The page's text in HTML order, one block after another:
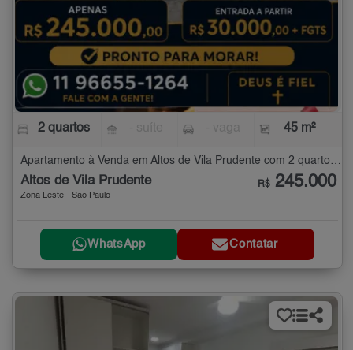
2 quartos 45 m²
Altos de Vila Prudente
Zona Leste - São Paulo
R$ 245.000
WhatsApp Contatar